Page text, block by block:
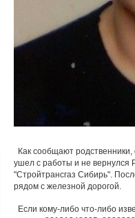
Как сообщают
ушел с работы и не вернулся
"Стройтрансгаз Сибирь".
рядом с железной дорогой.
Если кому-либо что-либо